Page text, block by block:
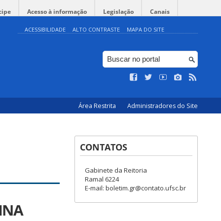
Acesso à informação Legislação Canais
ACESSIBILIDADE ALTO CONTRASTE MAPA DO SITE
Área Restrita Administradores do Site
CONTATOS
Gabinete da Reitoria
Ramal 6224
E-mail: boletim.gr@contato.ufsc.br